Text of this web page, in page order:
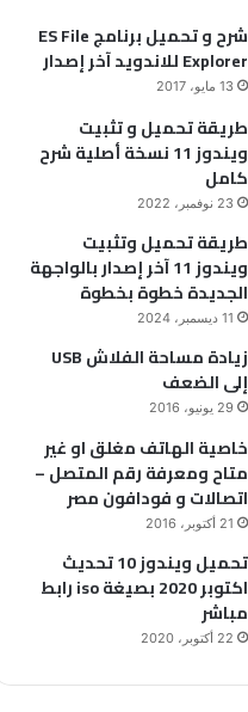
شرح و تحميل برنامج ES File
Explorer للاندويد آخر إصدار
13 مايو، 2017
طريقة تحميل و تثبيت
ويندوز 11 نسخة أصلية شرح
كامل
23 نوفمبر، 2022
طريقة تحميل وتثبيت
ويندوز 11 آخر إصدار بالواجهة
الجديدة خطوة بخطوة
11 ديسمبر، 2024
زيادة مساحة الفلاش USB
إلى الضعف
29 يونيو، 2016
خاصية الهاتف مغلق او غير
متاح ومعرفة رقم المتصل –
اتصالات و فودافون مصر
21 أكتوبر، 2016
تحميل ويندوز 10 تحديث
اكتوبر 2020 بصيغة iso رابط
مباشر
22 أكتوبر، 2020